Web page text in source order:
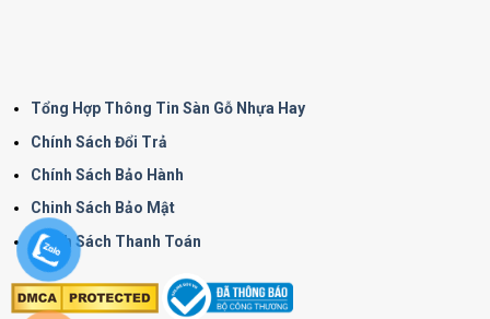
Tổng Hợp Thông Tin Sàn Gỗ Nhựa Hay
Chính Sách Đổi Trả
Chính Sách Bảo Hành
Chinh Sách Bảo Mật
Chính Sách Thanh Toán